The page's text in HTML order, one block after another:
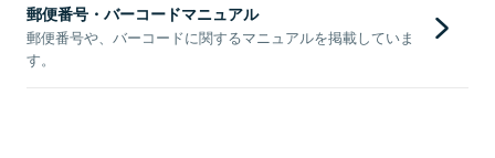
郵便番号・バーコードマニュアル
郵便番号や、バーコードに関するマニュアルを掲載していま
す。